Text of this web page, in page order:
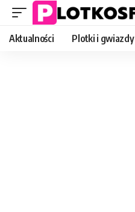
Aktualności Plotki i gwiazdy